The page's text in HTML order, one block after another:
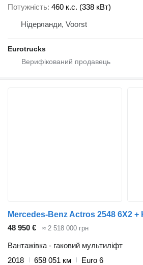
Потужність 460 к.с. (338 кВт)
Нідерланди, Voorst
Eurotrucks
48 950 € ≈ 2 518 000 грн
Вантажівка - гаковий мультиліфт
2018
658 051 км Euro 6